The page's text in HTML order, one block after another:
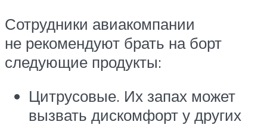
Сотрудники авиакомпании
не рекомендуют брать на борт
следующие продукты:
Цитрусовые. Их запах может
вызвать дискомфорт у других